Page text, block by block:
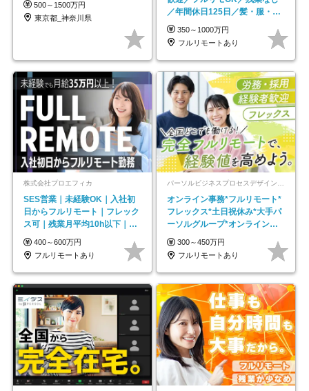
500～1500万円
東京都_神奈川県
／年間休日125日／髪・服・ネ
イル自由／研修充実で安心
350～1000万円
フルリモートあり
株式会社プロエフィカ
SES営業｜未経験OK｜入社初
日からフルリモート｜フレック
ス可｜残業月平均10h以下｜事
業立ち上げメンバー
400～600万円
フルリモートあり
パーソルビジネスプロセスデザイン株式会社 事業開発本部
オンライン事務*フルリモート*
フレックス*土日祝休み*大手パ
ーソルグループ*オンライン面
接*30～40代活躍中
300～450万円
フルリモートあり